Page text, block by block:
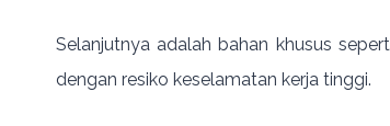
Selanjutnya adalah bahan khusus
dengan resiko keselamatan kerja tinggi.